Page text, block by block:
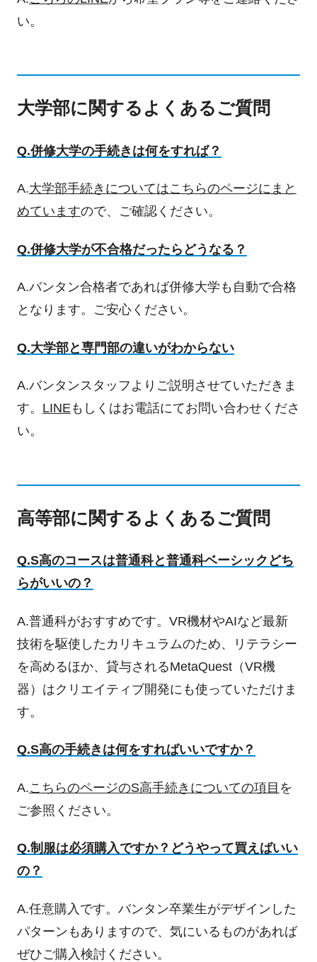
い。
大学部に関するよくあるご質問
Q.併修大学の手続きは何をすれば？
A.大学部手続きについてはこちらのページにまと
めていますので、ご確認ください。
Q.併修大学が不合格だったらどうなる？
A.バンタン合格者であれば併修大学も自動で合格
となります。ご安心ください。
Q.大学部と専門部の違いがわからない
A.バンタンスタッフよりご説明させていただきま
す。 LINEもしくはお電話にてお問い合わせくださ
い。
高等部に関するよくあるご質問
Q.S高のコースは普通科と普通科ベーシックどち
らがいいの？
A.普通科がおすすめです。VR機材やAIなど最新
技術を駆使したカリキュラムのため、リテラシー
を高めるほか、貸与されるMetaQuest（VR機
器）はクリエイティブ開発にも使っていただけま
す。
Q.S高の手続きは何をすればいいですか？
A.こちらのページのS高手続きについての項目 を
ご参照ください。
Q.制服は必須購入ですか？どうやって買えばいい
の？
A.任意購入です。バンタン卒業生がデザインした
パターンもありますので、気にいるものがあれば
ぜひご購入検討ください。